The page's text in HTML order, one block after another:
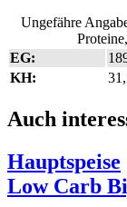
Ungefähre
EG:
KH:
Auch
Hauptspeise
Low Carb